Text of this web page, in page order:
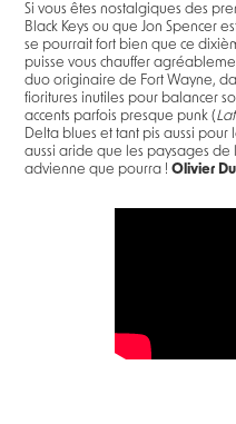
Si vous êtes nostalgiques des
Black Keys ou que Jon Spencer
se pourrait fort bien que ce
puisse vous chauffer
duo originaire de Fort Wayne,
fioritures inutiles pour balancer
accents parfois presque punk (
Delta blues et tant pis aussi
aussi aride que les paysages de
advienne que pourra !Olivier